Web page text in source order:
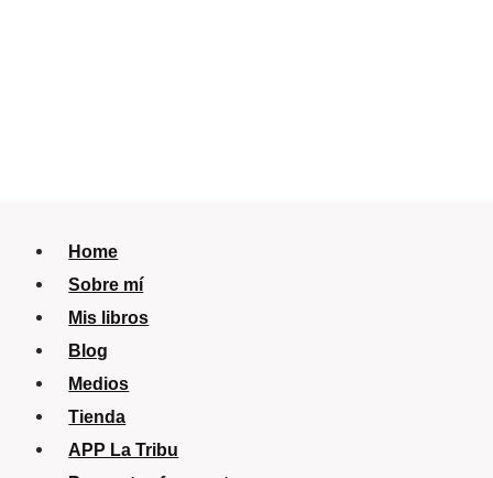
Home
Sobre mí
Mis libros
Blog
Medios
Tienda
APP La Tribu